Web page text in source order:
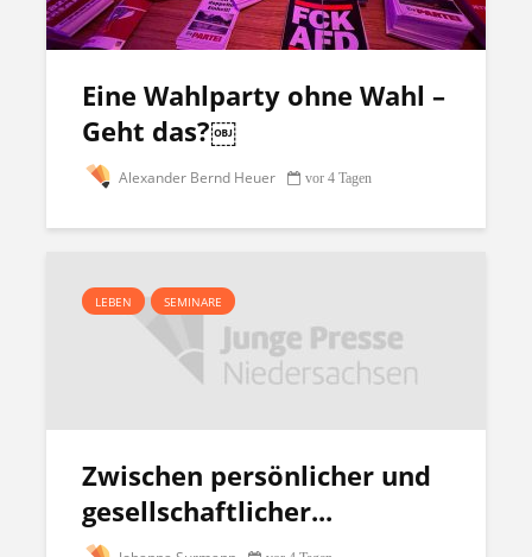
Eine Wahlparty ohne Wahl –
Geht das?￼
Alexander Bernd Heuer vor 4 Tagen
LEBEN SEMINARE
Zwischen persönlicher und
gesellschaftlicher...